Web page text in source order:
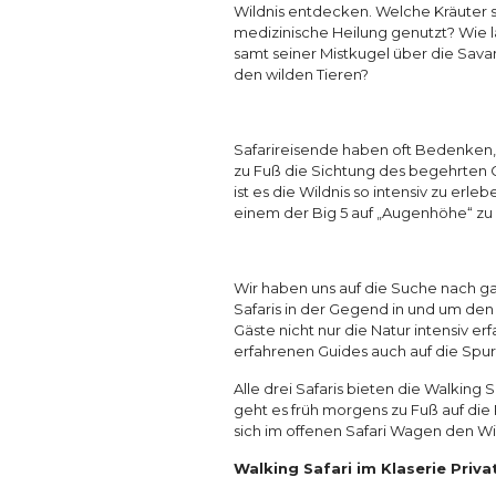
Wildnis entdecken. Welche Kräuter
medizinische Heilung genutzt?
samt seiner Mistkugel über die
den wilden Tieren?
Safarireisende haben oft
zu Fuß die Sichtung des begehrten
ist es die Wildnis so intensiv zu
einem der Big 5 auf „Augenhöhe“
Wir haben uns auf die Suche nach
Safaris in der Gegend in und um
Gäste nicht nur die Natur intensiv
erfahrenen Guides auch auf die
Alle drei Safaris bieten die Walking
geht es früh morgens zu Fuß auf
sich im offenen Safari Wagen den
Walking Safari im Klaserie